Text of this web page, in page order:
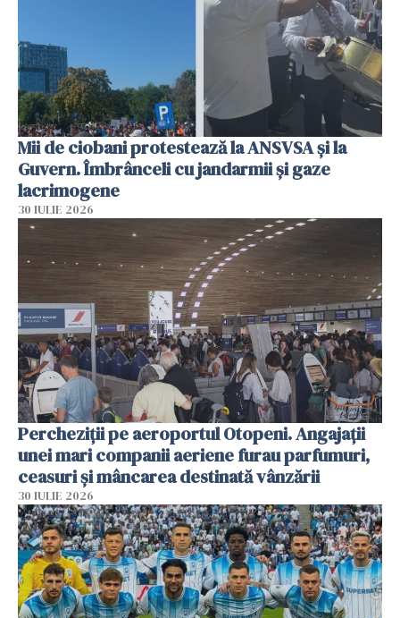
Mii de ciobani protestează la ANSVSA și la
Guvern. Îmbrânceli cu jandarmii și gaze
lacrimogene
30 IULIE 2026
Percheziții pe aeroportul Otopeni. Angajații
unei mari companii aeriene furau parfumuri,
ceasuri și mâncarea destinată vânzării
30 IULIE 2026